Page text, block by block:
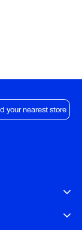
your nearest store